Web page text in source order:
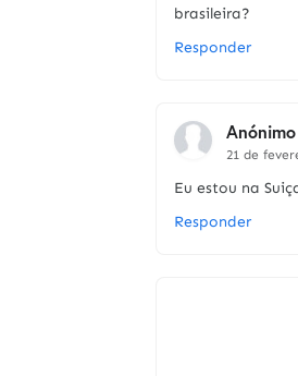
brasileira?
Responder
Anónimo
21 de
Eu estou na
Responder